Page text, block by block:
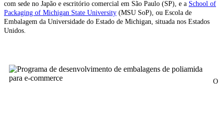
com sede no Japão e escritório comercial em São Paulo (SP), e a School of
Packaging of Michigan State University (MSU SoP), ou Escola de
Embalagem da Universidade do Estado de Michigan, situada nos Estados
Unidos.
O